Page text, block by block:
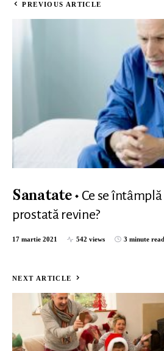
PREVIOUS ARTICLE
Sanatate
Ce se
prostată revine?
17 martie 2021 542 views 3 minute read
NEXT ARTICLE